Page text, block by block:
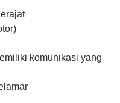
komunikasi yang